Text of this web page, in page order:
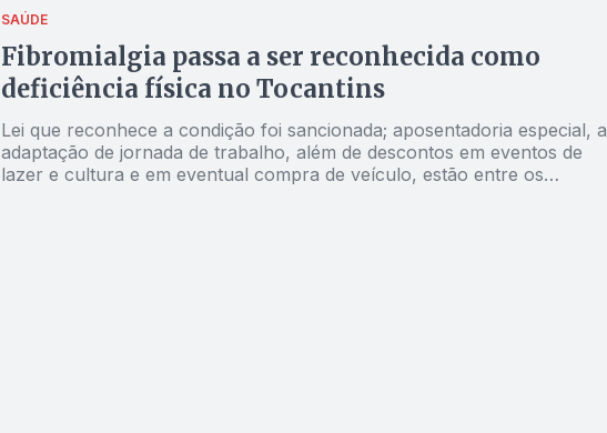
SAÚDE
Fibromialgia passa a ser reconhecida como
deficiência física no Tocantins
Lei que reconhece a condição foi sancionada; aposentadoria especial, a
adaptação de jornada de trabalho, além de descontos em eventos de
lazer e cultura e em eventual compra de veículo, estão entre os